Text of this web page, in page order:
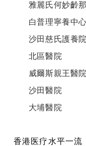
雅麗氏何妙齡
白普理寧養中心
沙田慈氏護養院
北區醫院
威爾斯親王醫院
沙田醫院
大埔醫院
香港医疗水平一流